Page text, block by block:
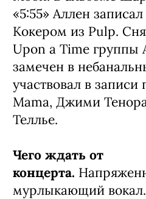
«5:55» Аллен
Кокером из Pulp.
Upon a Time группы
замечен в
участвовал в записи
Mama, Джими
Теллье.
Чего ждать от
концерта.
мурлыкающий